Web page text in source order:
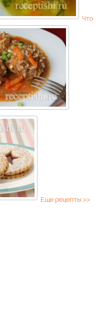
Что
Еще рецепты >>